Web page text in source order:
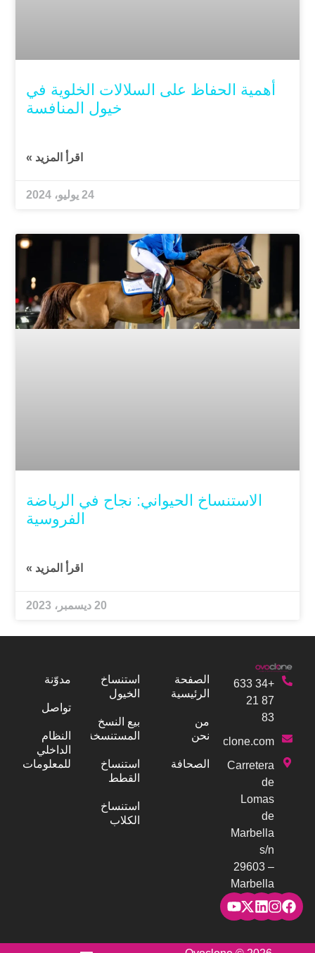
أهمية الحفاظ على السلالات الخلوية في
خيول المنافسة
اقرأ المزيد »
24 يوليو، 2024
الاستنساخ الحيواني: نجاح في الرياضة
الفروسية
اقرأ المزيد »
20 ديسمبر، 2023
+34 633
87 21
83
info@ovoclone.com
Carretera
de
Lomas
de
Marbella
s/n
29603 –
Marbella
الصفحة
الرئيسية
من
نحن
الصحافة
استنساخ
الخيول
بيع النسخ
المستنسخة
استنساخ
القطط
استنساخ
الكلاب
مدوّنة
تواصل
النظام
الداخلي
للمعلومات